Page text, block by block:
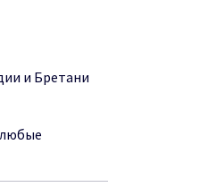
и Бретани